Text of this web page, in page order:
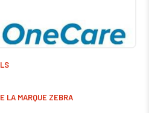
LA MARQUE ZEBRA